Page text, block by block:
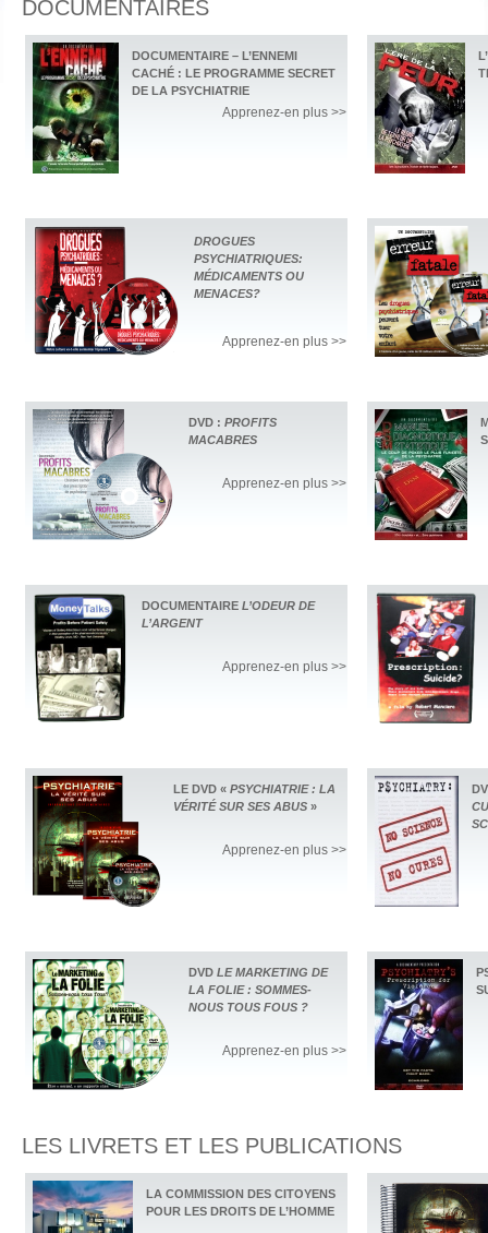
DOCUMENTAIRES
DOCUMENTAIRE – L’ENNEMI
CACHÉ : LE PROGRAMME SECRET
DE LA PSYCHIATRIE
Apprenez-en plus >>
DROGUES
PSYCHIATRIQUES:
MÉDICAMENTS OU
MENACES?
Apprenez-en plus >>
DVD : PROFITS
MACABRES
Apprenez-en plus >>
DOCUMENTAIRE L’ODEUR DE
L’ARGENT
Apprenez-en plus >>
LE DVD « PSYCHIATRIE : LA
VÉRITÉ SUR SES ABUS »
Apprenez-en plus >>
DVD LE MARKETING DE
LA FOLIE : SOMMES-
NOUS TOUS FOUS ?
Apprenez-en plus >>
LES LIVRETS ET LES PUBLICATIONS
LA COMMISSION DES CITOYENS
POUR LES DROITS DE L’HOMME